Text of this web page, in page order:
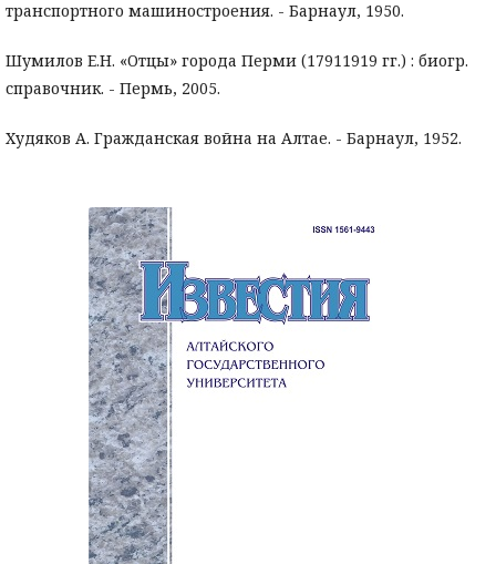
транспортного машиностроения. - Барнаул, 1950.
Шумилов Е.Н. «Отцы» города Перми (17911919 гг.) : биогр.
справочник. - Пермь, 2005.
Худяков А. Гражданская война на Алтае. - Барнаул, 1952.